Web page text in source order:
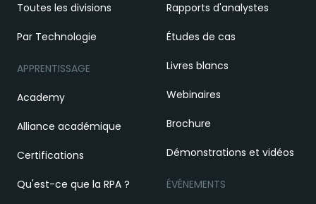
Toutes les divisions
Par Technologie
APPRENTISSAGE
Academy
Alliance académique
Certifications
Qu'est-ce que la RPA ?
Rapports d'analystes
Études de cas
Livres blancs
Webinaires
Brochure
Démonstrations et vidéos
ÉVÉNEMENTS